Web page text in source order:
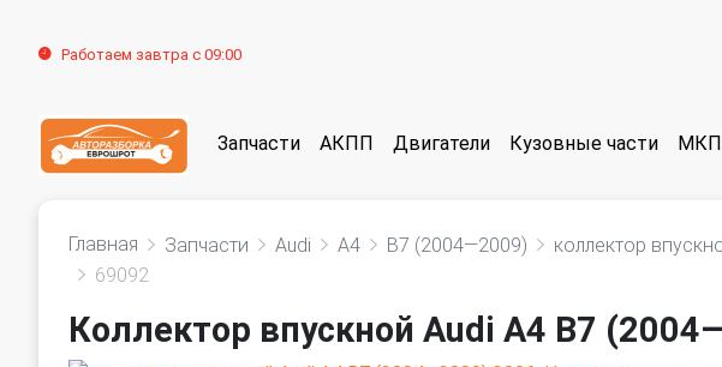
Работаем завтра с 09:00
Запчасти АКПП Двигатели Кузовные части
Главная Запчасти Audi A4 B7 (2004—2009)
коллектор
69092
Коллектор впускной Audi A4 B7